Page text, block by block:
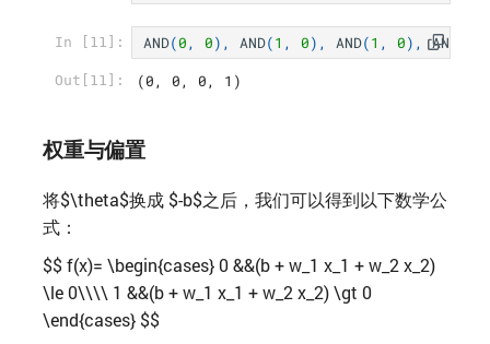
In [11]: AND(0, 0), AND(1 , 0), AND(1 , 0), AND
Out[11]: (0, 0, 0, 1)
权重与偏置
将$\theta$换成 $-b$之后，我们可以得到以下数学公
式：
$$ f(x)= \begin{cases} 0 &&(b + w_1 x_1 + w_2 x_2)
\le 0\\\\ 1 &&(b + w_1 x_1 + w_2 x_2) \gt 0
\end{cases} $$